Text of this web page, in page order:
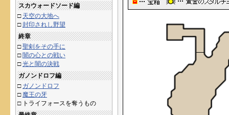
スカウォードソード編
□ 天空の大地へ
□封印されし野望
終章
□聖剣をその手に
□ 闇の心との戦い
□光と闇の決戦
ガノンドロフ編
□ ガノンドロフ
□ 魔王の牙
□ トライフォースを奪うもの